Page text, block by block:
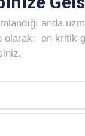
anda
olarak; en kritik